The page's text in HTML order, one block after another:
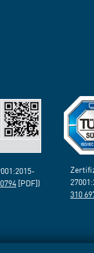
[PDF])
310